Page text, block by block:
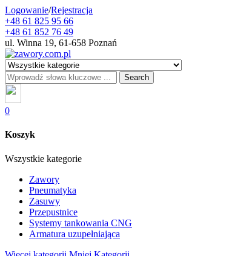
Logowanie/Rejestracja
+48 61 825 95 66
+48 61 852 76 49
ul. Winna 19, 61-658 Poznań
Search
0
Koszyk
Wszystkie kategorie
Zawory
Pneumatyka
Zasuwy
Przepustnice
Systemy tankowania CNG
Armatura uzupełniająca